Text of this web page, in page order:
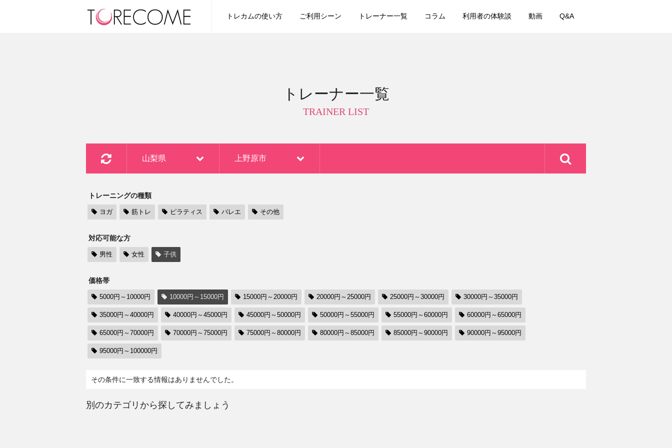
トレカムの使い方 ご利用シーン トレーナー一覧 コラム 利用者の体験談 動画 Q&A
トレーナー一覧
TRAINER LIST
山梨県 上野原市
トレーニングの種類
ヨガ 筋トレ ピラティス バレエ その他
対応可能な方
男性 女性 子供
価格帯
5000円～10000円 10000円～15000円 15000円～20000円 20000円～25000円 25000円～30000円 30000円～35000円
35000円～40000円 40000円～45000円 45000円～50000円 50000円～55000円 55000円～60000円 60000円～65000円
65000円～70000円 70000円～75000円 75000円～80000円 80000円～85000円 85000円～90000円 90000円～95000円
95000円～100000円
その条件に一致する情報はありませんでした。
別のカテゴリから探してみましょう